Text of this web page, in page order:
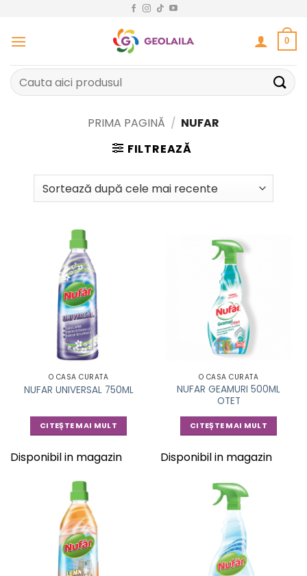
conținut
0
Caută
după:
PRIMA PAGINĂ / NUFAR
FILTREAZĂ
O CASA CURATA
NUFAR UNIVERSAL 750ML
CITEȘTE MAI MULT
Disponibil in magazin
O CASA CURATA
NUFAR GEAMURI 500ML
OTET
CITEȘTE MAI MULT
Disponibil in magazin